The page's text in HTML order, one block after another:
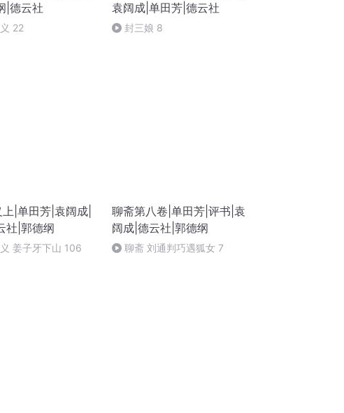
|德云社
22
袁阔成|单田芳|德云社
封三娘 8
|单田芳|袁阔成|
社|郭德纲
姜子牙下山 106
聊斋第八卷|单田芳|评书|袁
阔成|德云社|郭德纲
聊斋 刘通判巧遇狐女 7